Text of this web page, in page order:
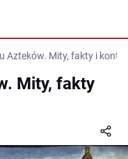
Azteków. Mity, fakty i
Mity, fakty